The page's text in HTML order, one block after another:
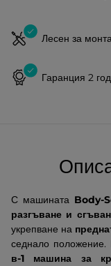
Лесен за
Гаранция 2
С машината Body-
разгъване и
укрепване на
седнало положение.
в-1 машина за